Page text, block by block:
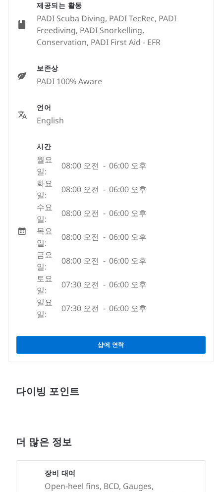
제공되는 활동
PADI Scuba Diving, PADI TecRec, PADI
Freediving, PADI Snorkelling,
Conservation, PADI First Aid - EFR
보존상
PADI 100% Aware
언어
English
시간
월요
일:
08:00 오전 - 06:00 오후
화요
일:
08:00 오전 - 06:00 오후
수요
일:
08:00 오전 - 06:00 오후
목요
일:
08:00 오전 - 06:00 오후
금요
일:
08:00 오전 - 06:00 오후
토요
일:
07:30 오전 - 06:00 오후
일요
일:
07:30 오전 - 06:00 오후
샵에 연락
다이빙 포인트
더 많은 정보
장비 대여
Open-heel fins, BCD, Gauges,